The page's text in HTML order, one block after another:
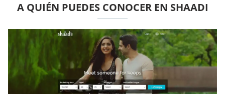
A QUIÉN PUEDES CONOCER EN SHAADI